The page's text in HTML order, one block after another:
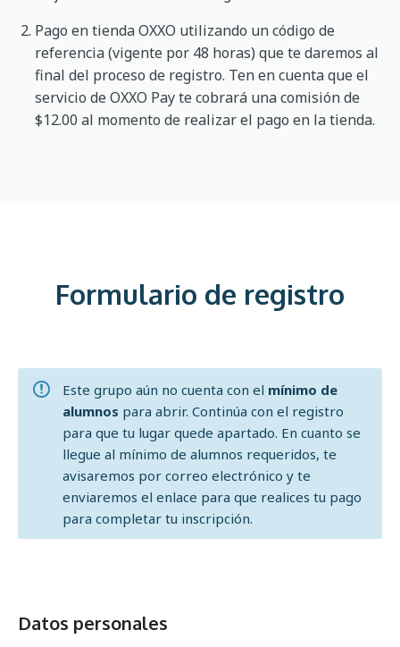
Pago en tienda OXXO utilizando un código de
referencia (vigente por 48 horas) que te daremos al
final del proceso de registro. Ten en cuenta que el
servicio de OXXO Pay te cobrará una comisión de
$12.00 al momento de realizar el pago en la tienda.
Formulario de registro
Este grupo aún no cuenta con el mínimo de
alumnos para abrir. Continúa con el registro
para que tu lugar quede apartado. En cuanto se
llegue al mínimo de alumnos requeridos, te
avisaremos por correo electrónico y te
enviaremos el enlace para que realices tu pago
para completar tu inscripción.
Datos personales